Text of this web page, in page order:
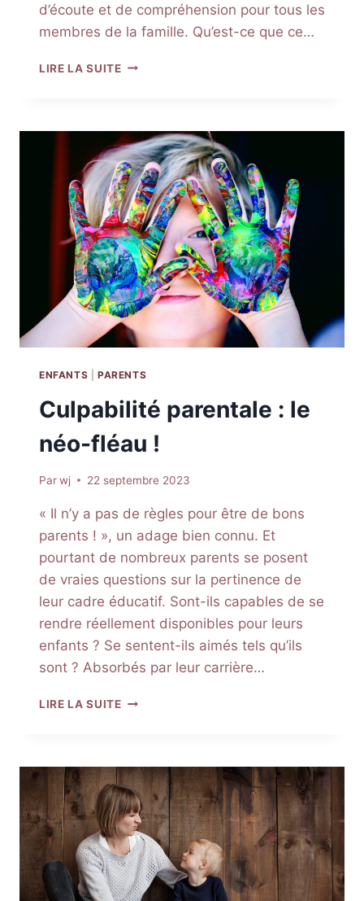
d’écoute et de compréhension pour tous les
membres de la famille. Qu’est-ce que ce…
LIRE LA SUITETHÉRAPIE
CONSULTER
ET
DANS
QUELLES
SITUATIONS
?
ENFANTS PARENTS
Culpabilité parentale : le
néo-fléau !
Parwj 22 septembre 2023
« Il n’y a pas de règles pour être de bons
parents ! », un adage bien connu. Et
pourtant de nombreux parents se posent
de vraies questions sur la pertinence de
leur cadre éducatif. Sont-ils capables de se
rendre réellement disponibles pour leurs
enfants ? Se sentent-ils aimés tels qu’ils
sont ? Absorbés par leur carrière…
LIRE LA SUITECULPABILITÉ
NÉO-
FLÉAU
!